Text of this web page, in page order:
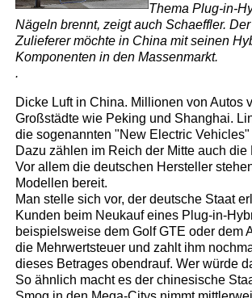
Thema Plug-in-
Nägeln brennt, zeigt auch Schaeffler.
Zulieferer möchte in China mit seinen
Komponenten in den Massenmarkt.
.
Dicke Luft in China. Millionen von Autos
Großstädte wie Peking und Shanghai.
die sogenannten "New Electric
Dazu zählen im Reich der Mitte auch die
Vor allem die deutschen Hersteller
Modellen bereit.
Man stelle sich vor, der deutsche Staat
Kunden beim Neukauf eines Plug-in-
beispielsweise dem Golf GTE oder dem
die Mehrwertsteuer und zahlt ihm
dieses Betrages obendrauf. Wer würde
So ähnlich macht es der chinesische